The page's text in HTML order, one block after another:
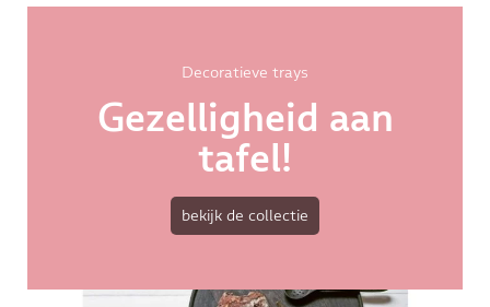
Decoratieve trays
Gezelligheid aan
tafel!
bekijk de collectie